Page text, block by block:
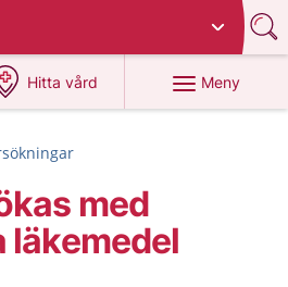
Hitta vård
på 1177.se
Meny
med
läkemedel